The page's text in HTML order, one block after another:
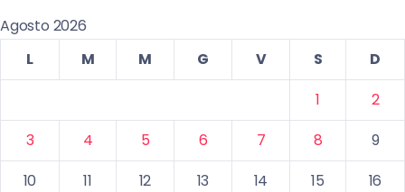
Agosto 2026
L
M M G V S
D
1
2
3
4 5 6 7 8
9
10
11 12 13 14 15
16